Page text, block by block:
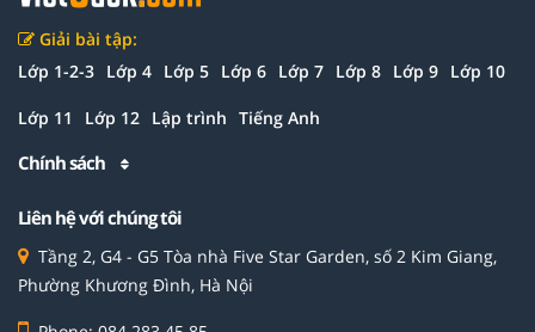
Giải bài tập:
Lớp 1-2-3 Lớp 4 Lớp 5 Lớp 6 Lớp 7 Lớp 8 Lớp 9 Lớp 10
Lớp 11 Lớp 12 Lập trình Tiếng Anh
Chính sách
Liên hệ với chúng tôi
Tầng 2, G4 - G5 Tòa nhà Five Star Garden, số 2 Kim Giang,
Phường Khương Đình, Hà Nội